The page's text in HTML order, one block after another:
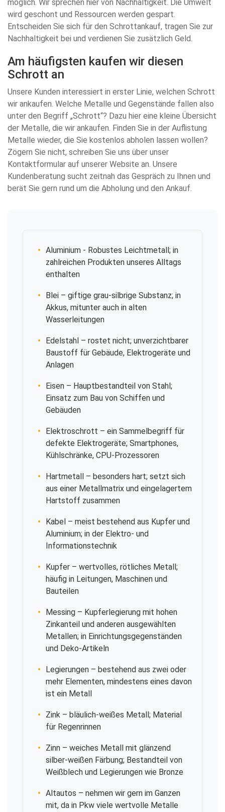
möglich. Wir sprechen hier von Nachhaltigkeit. Die Umwelt
wird geschont und Ressourcen werden gespart.
Entscheiden Sie sich für den Schrottankauf, tragen Sie zur
Nachhaltigkeit bei und verdienen Sie zusätzlich Geld.
Am häufigsten kaufen wir diesen
Schrott an
Unsere Kunden interessiert in erster Linie, welchen Schrott
wir ankaufen. Welche Metalle und Gegenstände fallen also
unter den Begriff „Schrott“? Dazu hier eine kleine Übersicht
der Metalle, die wir ankaufen. Finden Sie in der Auflistung
Metalle wieder, die Sie kostenlos abholen lassen wollen?
Zögern Sie nicht, schreiben Sie uns über unser
Kontaktformular auf unserer Website an. Unsere
Kundenberatung sucht zeitnah das Gespräch zu Ihnen und
berät Sie gern rund um die Abholung und den Ankauf.
Aluminium - Robustes Leichtmetall; in
zahlreichen Produkten unseres Alltags
enthalten
Blei – giftige grau-silbrige Substanz; in
Akkus, mitunter auch in alten
Wasserleitungen
Edelstahl – rostet nicht; unverzichtbarer
Baustoff für Gebäude, Elektrogeräte und
Anlagen
Eisen – Hauptbestandteil von Stahl;
Einsatz zum Bau von Schiffen und
Gebäuden
Elektroschrott – ein Sammelbegriff für
defekte Elektrogeräte; Smartphones,
Kühlschränke, CPU-Prozessoren
Hartmetall – besonders hart; setzt sich
aus einer Metallmatrix und eingelagertem
Hartstoff zusammen
Kabel – meist bestehend aus Kupfer und
Aluminium; in der Elektro- und
Informationstechnik
Kupfer – wertvolles, rötliches Metall;
häufig in Leitungen, Maschinen und
Bauteilen
Messing – Kupferlegierung mit hohen
Zinkanteil und anderen ausgewählten
Metallen; in Einrichtungsgegenständen
und Deko-Artikeln
Legierungen – bestehend aus zwei oder
mehr Elementen, mindestens eines davon
ist ein Metall
Zink – bläulich-weißes Metall; Material
für Regenrinnen
Zinn – weiches Metall mit glänzend
silber-weißen Färbung; Bestandteil von
Weißblech und Legierungen wie Bronze
Altautos – nehmen wir gern im Ganzen
mit, da in Pkw viele wertvolle Metalle